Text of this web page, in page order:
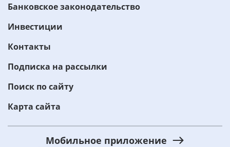
Банковское законодательство
Инвестиции
Контакты
Подписка на рассылки
Поиск по сайту
Карта сайта
Мобильное приложение